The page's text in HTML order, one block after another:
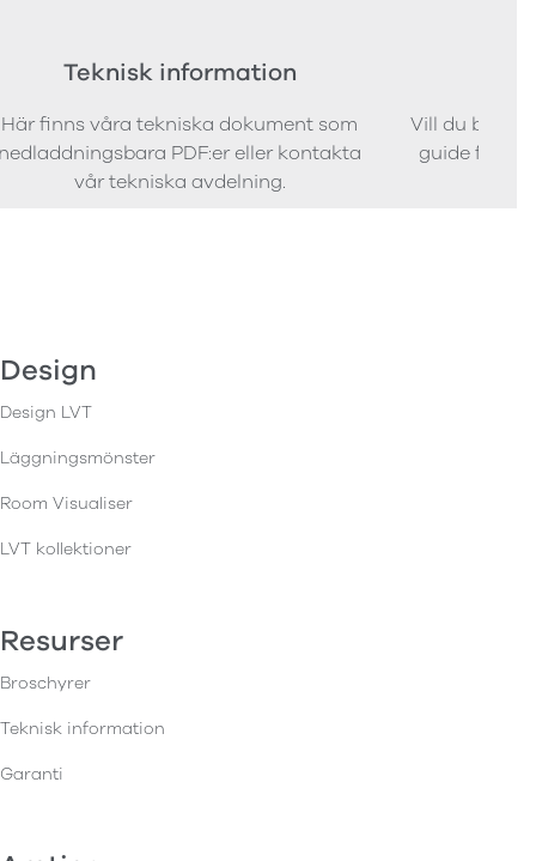
Teknisk information
Här finns våra tekniska dokument som
PDF:er eller kontakta
vår tekniska avdelning.
Vill du
guide för
Design
Design LVT
Läggningsmönster
Room Visualiser
LVT kollektioner
Resurser
Broschyrer
Teknisk information
Garanti